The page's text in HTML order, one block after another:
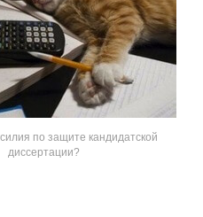
по защите кандидатской
диссертации?